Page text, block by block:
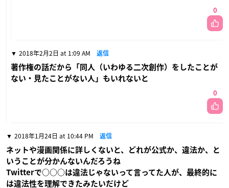
0
2018年2月2日 at 1:09 AM 返信
著作権の話だから「同人（いわゆる二次創作）をしたことが
ない・見たことがない人」もいれないと
0
2018年1月24日 at 10:44 PM 返信
ネットや漫画関係に詳しくないと、どれが公式か、違法か、と
いうことが分かんないんだろうね
Twitterで○○○は違法じゃないって言ってた人が、最終的に
は違法性を理解できたみたいだけど